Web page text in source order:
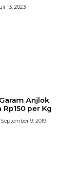
13, 2023
Anjlok
Rp150 per Kg
9, 2019